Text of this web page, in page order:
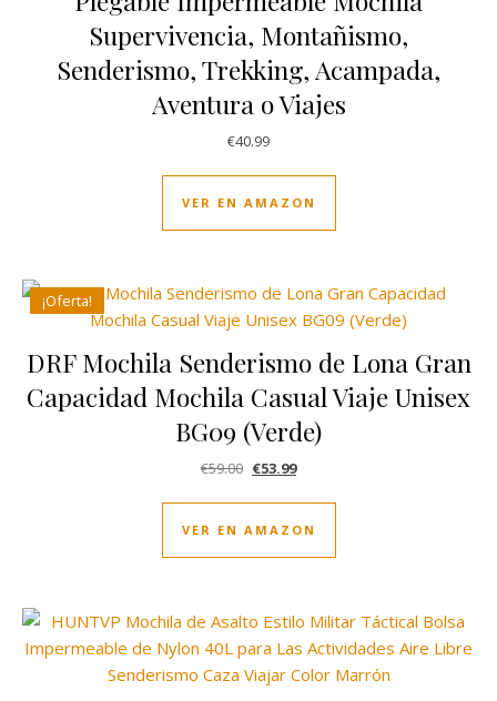
Supervivencia, Montañismo,
Senderismo, Trekking, Acampada,
Aventura o Viajes
€40.99
VER EN AMAZON
¡Oferta!
DRF Mochila Senderismo de Lona Gran
Capacidad Mochila Casual Viaje Unisex
BG09 (Verde)
€59.00 El precio original era: €59.00.
€53.99El precio actual es: €53.99.
VER EN AMAZON